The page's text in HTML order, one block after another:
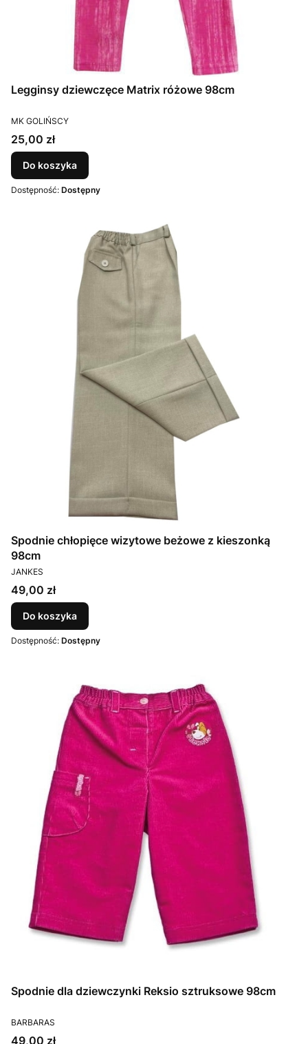
Legginsy dziewczęce Matrix różowe 98cm
PRODUCENT
MK GOLIŃSCY
Cena
25,00 zł
Do koszyka
Dostępność: Dostępny
Spodnie chłopięce wizytowe beżowe z kieszonką
98cm
PRODUCENT
JANKES
Cena
49,00 zł
Do koszyka
Dostępność: Dostępny
Spodnie dla dziewczynki Reksio sztruksowe 98cm
PRODUCENT
BARBARAS
Cena
49,00 zł